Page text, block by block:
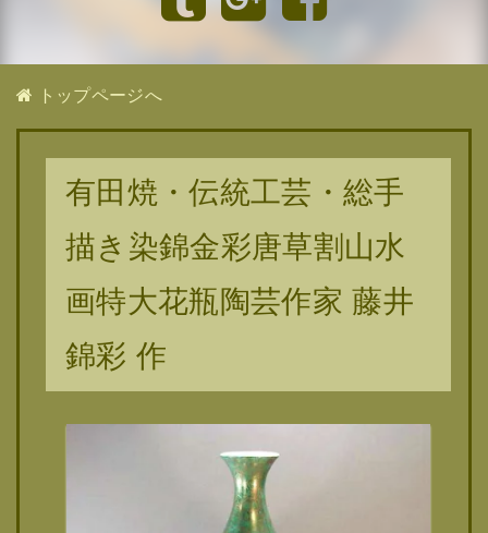
トップページへ
有田焼・伝統工芸・総手
描き染錦金彩唐草割山水
画特大花瓶陶芸作家 藤井
錦彩 作